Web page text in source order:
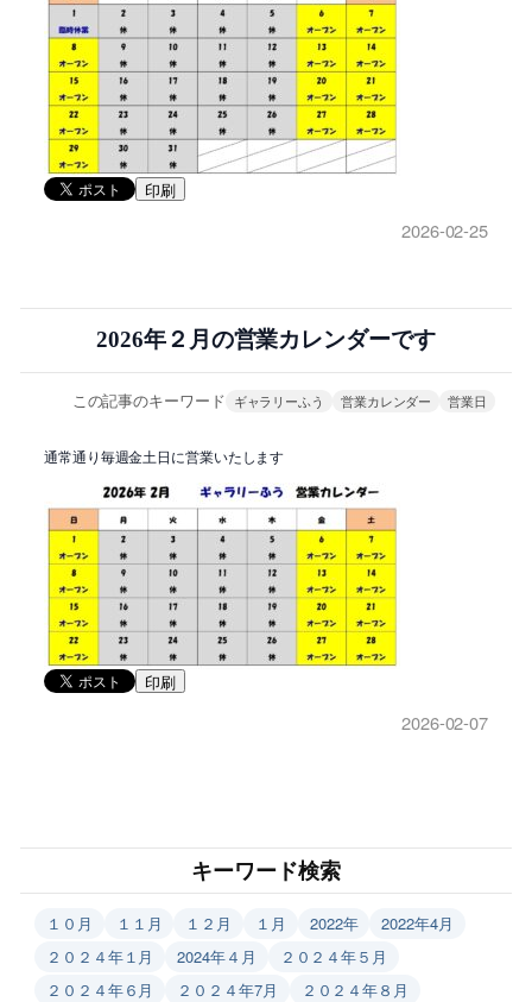
印刷
2026-02-25
2026年２月の営業カレンダーです
この記事のキーワード ギャラリーふう 営業カレンダー 営業日
通常通り毎週金土日に営業いたします
印刷
2026-02-07
キーワード検索
１０月 １１月 １２月 １月 2022年
2022年4月
２０２４年１月
2024年４月
２０２４年５月
２０２４年６月
２０２４年7月
２０２４年８月